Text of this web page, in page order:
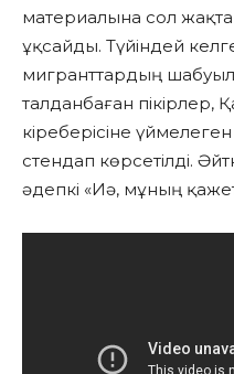
материалына сол
ұқсайды. Түйіндей
мигранттардың
талданбаған пікірлер,
кіреберісіне
стендап көрсетілді.
әдепкі «Иә, мұның